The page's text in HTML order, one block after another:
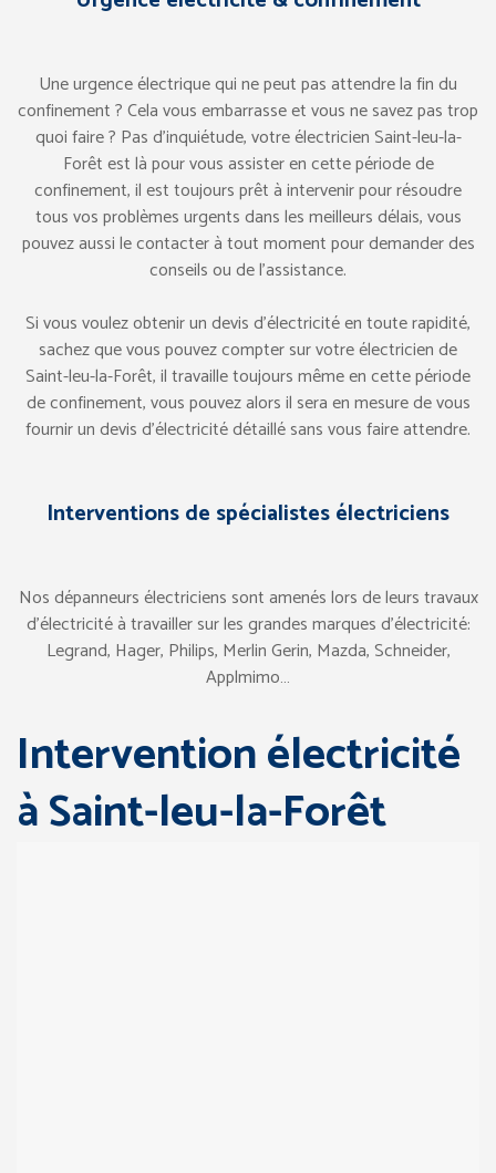
Une urgence électrique qui ne peut pas attendre la fin du
confinement ? Cela vous embarrasse et vous ne savez pas trop
quoi faire ? Pas d’inquiétude, votre électricien Saint-leu-la-
Forêt est là pour vous assister en cette période de
confinement, il est toujours prêt à intervenir pour résoudre
tous vos problèmes urgents dans les meilleurs délais, vous
pouvez aussi le contacter à tout moment pour demander des
conseils ou de l’assistance.
Si vous voulez obtenir un devis d’électricité en toute rapidité,
sachez que vous pouvez compter sur votre électricien de
Saint-leu-la-Forêt, il travaille toujours même en cette période
de confinement, vous pouvez alors il sera en mesure de vous
fournir un devis d’électricité détaillé sans vous faire attendre.
Interventions de spécialistes électriciens
Nos dépanneurs électriciens sont amenés lors de leurs travaux
d’électricité à travailler sur les grandes marques d’électricité:
Legrand, Hager, Philips, Merlin Gerin, Mazda, Schneider,
Applmimo…
Intervention électricité
à Saint-leu-la-Forêt